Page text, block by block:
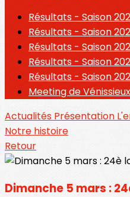
Résultats - Saison
Résultats - Saison
Résultats - Saison
Résultats - Saison
Résultats - Saison
Meeting de
Actualités Présentation
Notre histoire
Retour
Dimanche 5 mars :